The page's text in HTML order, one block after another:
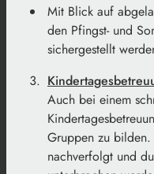
Mit Blick auf
den Pfingst- und
sichergestellt
Auch bei einem
Gruppen zu
nachverfolgt und